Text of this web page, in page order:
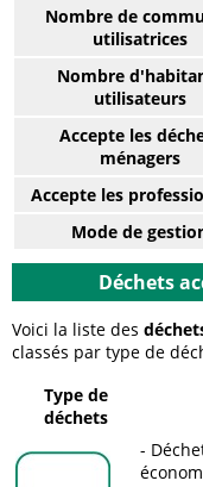
Nombre de
utilisatrices
Nombre
utilisateurs
Accepte les
ménagers
Accepte les
Mode de
Déchets
Voici la liste des
classés par type de
Type de
déchets